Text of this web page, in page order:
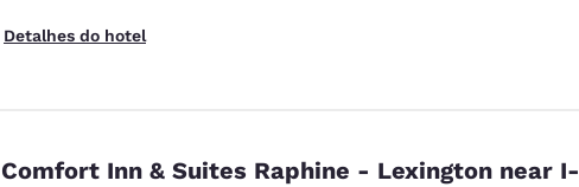
Detalhes do hotel
Comfort Inn & Suites Raphine - Lexington near I-